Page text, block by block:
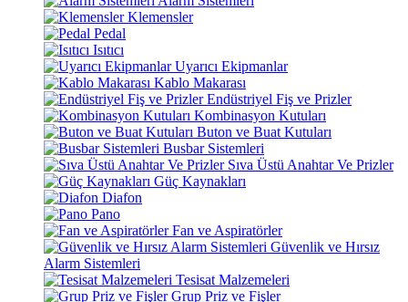
Klemensler
Pedal
Isıtıcı
Uyarıcı Ekipmanlar
Kablo Makarası
Endüstriyel Fiş ve Prizler
Kombinasyon Kutuları
Buton ve Buat Kutuları
Busbar Sistemleri
Sıva Üstü Anahtar Ve Prizler
Güç Kaynakları
Diafon
Pano
Fan ve Aspiratörler
Güvenlik ve Hırsız
Alarm Sistemleri
Tesisat Malzemeleri
Grup Priz ve Fişler